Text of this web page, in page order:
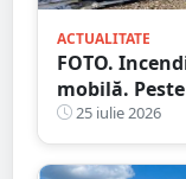
ACTUALITATE
FOTO.
mobilă.
flăcările,
25 iulie 2026